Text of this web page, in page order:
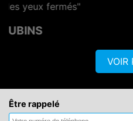
VOIR
Être rappelé